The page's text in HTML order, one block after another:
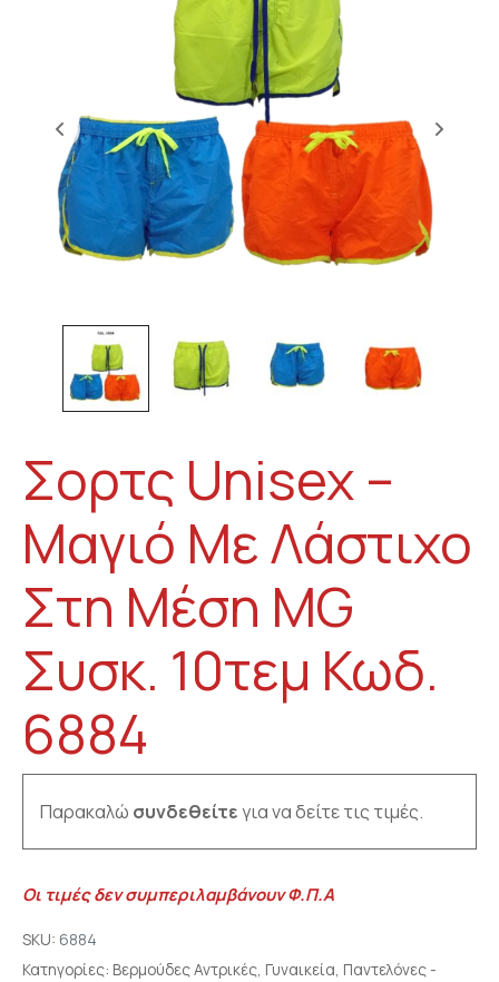
Σορτς Unisex –
Μαγιό Με Λάστιχο
Στη Μέση MG
Συσκ. 10τεμ Κωδ.
6884
Παρακαλώ συνδεθείτεγια να δείτε τις τιμές.
Οι τιμές δεν συμπεριλαμβάνουν Φ.Π.Α
SKU: 6884
Κατηγορίες: Βερμούδες Αντρικές, Γυναικεία, Παντελόνες -